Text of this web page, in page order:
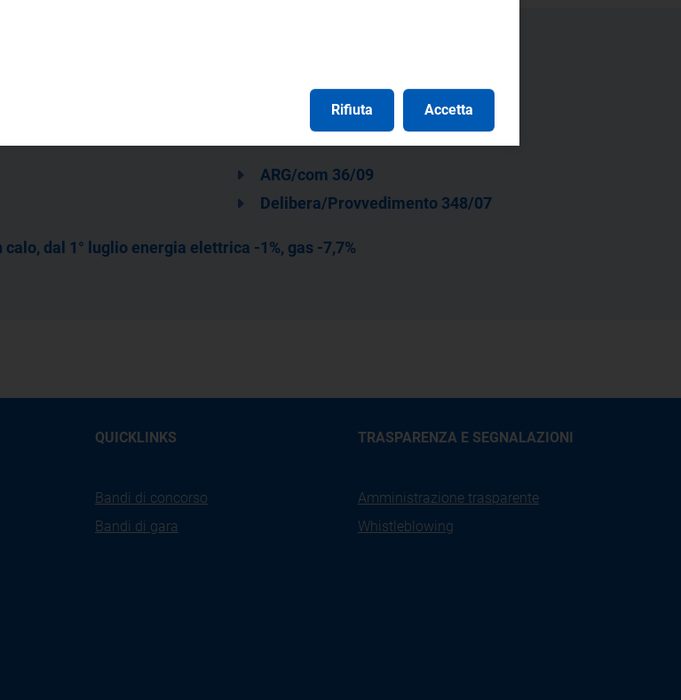
ARG/com 36/09
Delibera/Provvedimento 348/07
dal 1° luglio energia elettrica -1%, gas -7,7%
QUICKLINKS
Bandi di concorso
Bandi di gara
TRASPARENZA E SEGNALAZIONI
Amministrazione trasparente
Whistleblowing
Rifiuta Accetta